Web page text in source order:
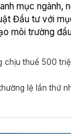
mục ngành,
Đầu tư với
môi trường
chịu thuế 500
lệ lần thứ